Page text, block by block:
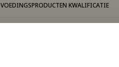
VOEDINGSPRODUCTEN KWALIFICATIE